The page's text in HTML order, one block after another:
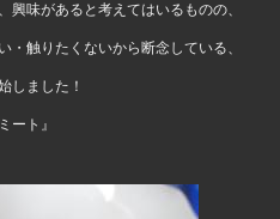
興味があると考えてはいるものの、
・触りたくないから断念している、
しました！
』